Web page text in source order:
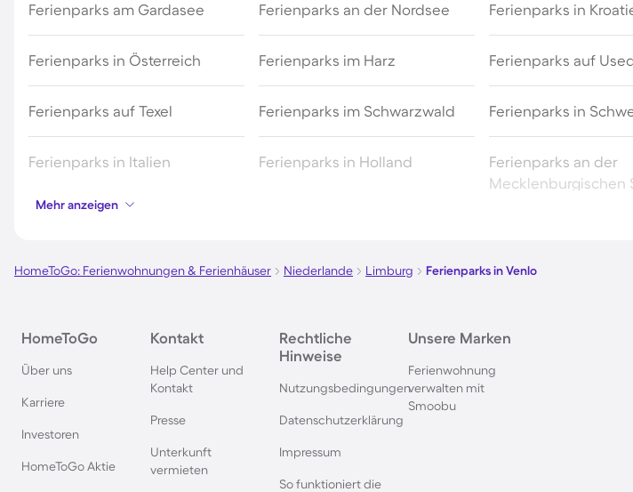
Ferienparks am Gardasee Ferienparks an der Nordsee Ferienparks in
Ferienparks in Österreich Ferienparks im Harz Ferienparks auf
Ferienparks auf Texel Ferienparks im Schwarzwald Ferienparks in
Ferienparks in Italien Ferienparks in Holland
Ferienparks an der
Mecklenburgischen
Ferienparks in der Toskana
Ferienparks in Spanien
Ferienparks auf Bornholm Ferienparks in Garda
Mehr anzeigen
HomeToGo: Ferienwohnungen & Ferienhäuser Niederlande Limburg Ferienparks in Venlo
HomeToGo
Über uns
Karriere
Investoren
HomeToGo Aktie
Kontakt
Help Center und
Kontakt
Presse
Unterkunft
vermieten
Rechtliche
Hinweise
Nutzungsbedingungen
Datenschutzerklärung
Impressum
So funktioniert die
Unsere Marken
Ferienwohnung
verwalten mit
Smoobu